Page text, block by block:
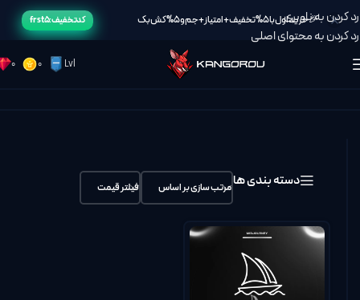
🎉خرید اول با 5% تخفیف + امتیاز + جم و 5% کش بک کد تخفیف: frst5
رد کردن به ناوبری
رد کردن به محتوای اصلی
0 0 Lvl
دسته بندی هامرتب سازی بر اساس فیلتر قیمت